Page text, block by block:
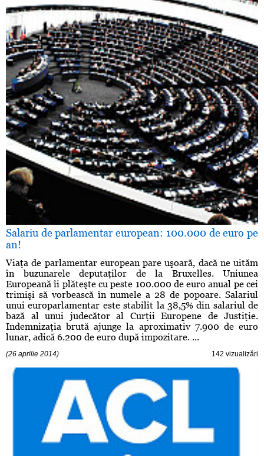
Salariu de parlamentar european: 100.000 de euro pe
an!
Viaţa de parlamentar european pare uşoară, dacă ne uităm
în buzunarele deputaţilor de la Bruxelles. Uniunea
Europeană îi plăteşte cu peste 100.000 de euro anual pe cei
trimişi să vorbească în numele a 28 de popoare. Salariul
unui europarlamentar este stabilit la 38,5% din salariul de
bază al unui judecător al Curţii Europene de Justiţie.
Indemnizaţia brută ajunge la aproximativ 7.900 de euro
lunar, adică 6.200 de euro după impozitare. ...
(26 aprilie 2014) 142 vizualizări